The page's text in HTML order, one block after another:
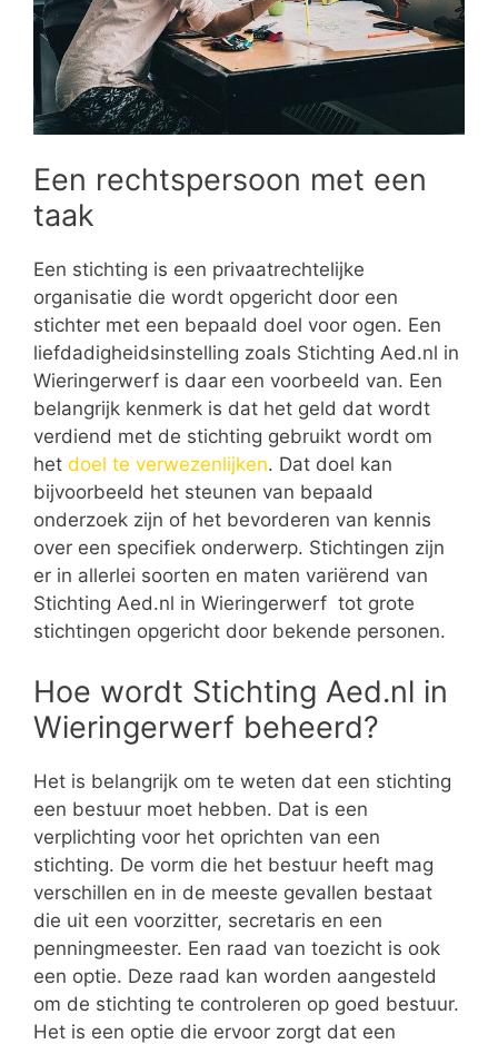
Een rechtspersoon met een
taak
Een stichting is een privaatrechtelijke
organisatie die wordt opgericht door een
stichter met een bepaald doel voor ogen. Een
liefdadigheidsinstelling zoals Stichting Aed.nl in
Wieringerwerf is daar een voorbeeld van. Een
belangrijk kenmerk is dat het geld dat wordt
verdiend met de stichting gebruikt wordt om
het doel te verwezenlijken. Dat doel kan
bijvoorbeeld het steunen van bepaald
onderzoek zijn of het bevorderen van kennis
over een specifiek onderwerp. Stichtingen zijn
er in allerlei soorten en maten variërend van
Stichting Aed.nl in Wieringerwerf tot grote
stichtingen opgericht door bekende personen.
Hoe wordt Stichting Aed.nl in
Wieringerwerf beheerd?
Het is belangrijk om te weten dat een stichting
een bestuur moet hebben. Dat is een
verplichting voor het oprichten van een
stichting. De vorm die het bestuur heeft mag
verschillen en in de meeste gevallen bestaat
die uit een voorzitter, secretaris en een
penningmeester. Een raad van toezicht is ook
een optie. Deze raad kan worden aangesteld
om de stichting te controleren op goed bestuur.
Het is een optie die ervoor zorgt dat een